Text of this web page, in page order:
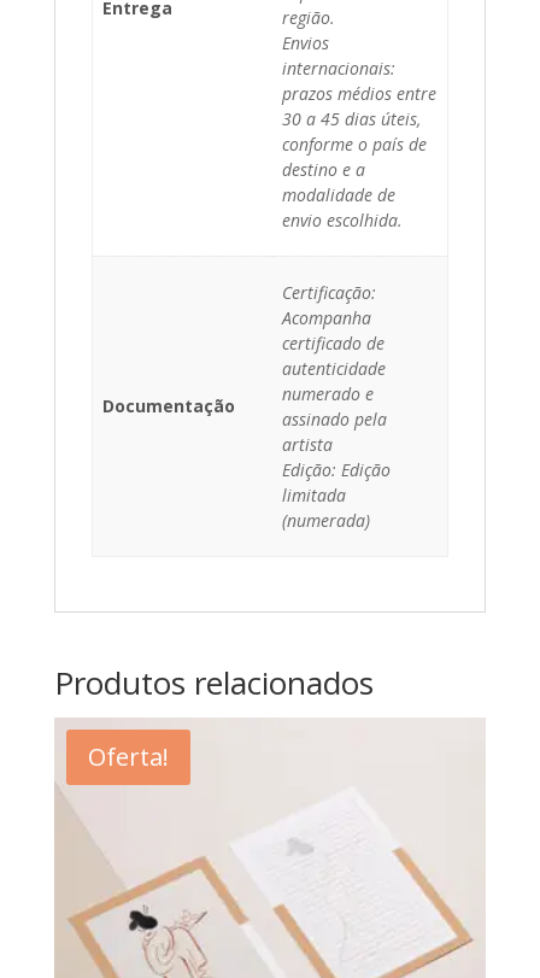
Entrega
região.
Envios
internacionais:
prazos médios entre
30 a 45 dias úteis,
conforme o país de
destino e a
modalidade de
envio escolhida.
Documentação
Certificação:
Acompanha
certificado de
autenticidade
numerado e
assinado pela
artista
Edição: Edição
limitada
(numerada)
Produtos relacionados
Oferta!